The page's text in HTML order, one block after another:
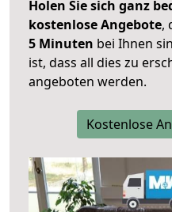
Holen Sie sich ganz
kostenlose Angebote,
5 Minuten bei Ihnen
ist, dass all dies zu
angeboten werden.
Kostenlose